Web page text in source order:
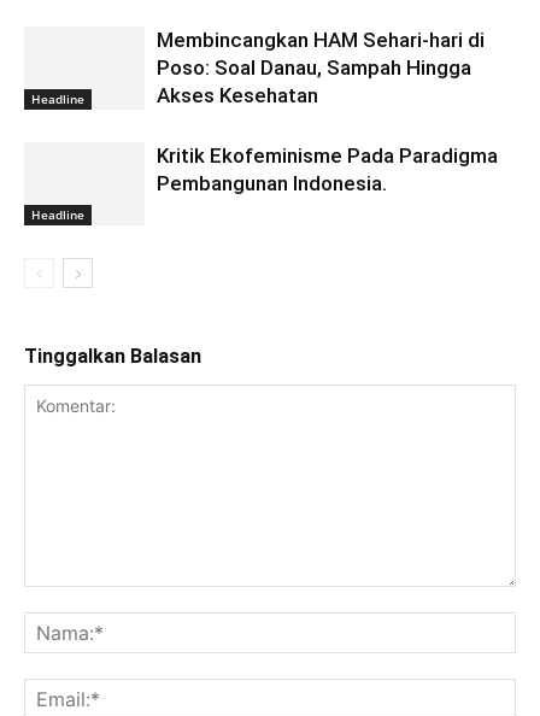
Headline
Membincangkan HAM Sehari-hari di
Poso: Soal Danau, Sampah Hingga
Akses Kesehatan
Headline
Kritik Ekofeminisme Pada Paradigma
Pembangunan Indonesia.
Tinggalkan Balasan